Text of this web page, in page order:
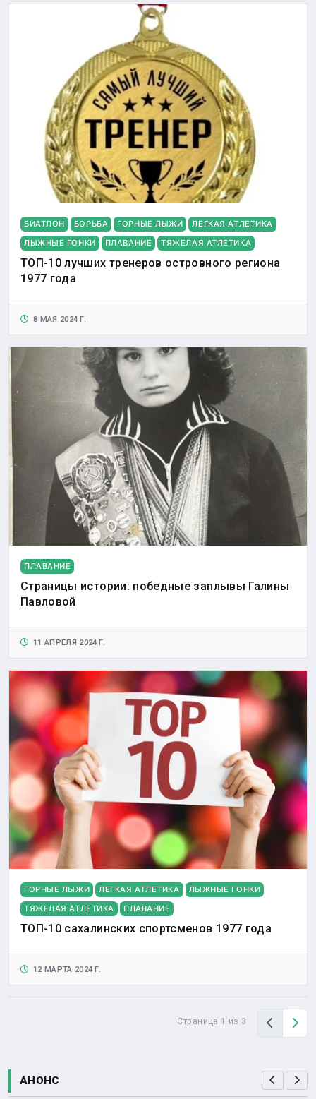
БИАТЛОН БОРЬБА ГОРНЫЕ ЛЫЖИ
ЛЕГКАЯ АТЛЕТИКА
ЛЫЖНЫЕ ГОНКИ
ПЛАВАНИЕ ТЯЖЕЛАЯ АТЛЕТИКА
ТОП-10 лучших тренеров островного региона
1977 года
8 МАЯ 2024 Г.
ПЛАВАНИЕ
Страницы истории: победные заплывы Галины
Павловой
11 АПРЕЛЯ 2024 Г.
ГОРНЫЕ ЛЫЖИ ЛЕГКАЯ АТЛЕТИКА
ЛЫЖНЫЕ ГОНКИ
ТЯЖЕЛАЯ АТЛЕТИКА
ПЛАВАНИЕ
ТОП-10 сахалинских спортсменов 1977 года
12 МАРТА 2024 Г.
Страница 1 из 3 Назад
АНОНС